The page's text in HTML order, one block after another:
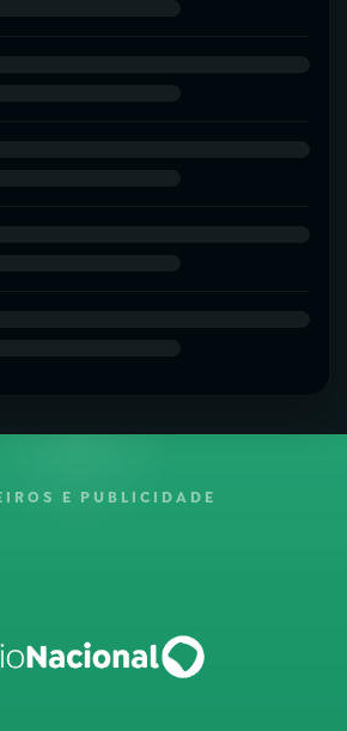
E PUBLICIDADE